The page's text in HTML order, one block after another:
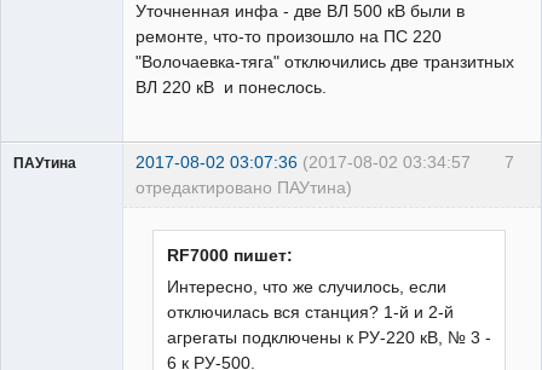
Уточненная инфа - две ВЛ 500 кВ были в
ремонте, что-то произошло на ПС 220
"Волочаевка-тяга" отключились две транзитных
ВЛ 220 кВ и понеслось.
7
ПАУтина 2017-08-02 03:07:36 (2017-08-02 03:34:57
отредактировано ПАУтина)
RF7000 пишет:
Интересно, что же случилось, если
отключилась вся станция? 1-й и 2-й
агрегаты подключены к РУ-220 кВ, № 3 -
6 к РУ-500.